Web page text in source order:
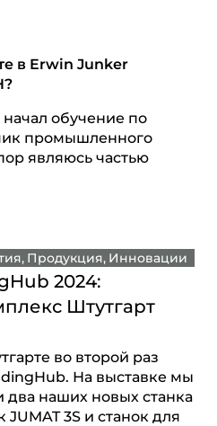
в Erwin Junker
начал обучение по
промышленного
являюсь частью
Продукция Инновации
2024:
Штутгарт
во второй раз
На выставке мы
два наших новых станка
3S и станок для